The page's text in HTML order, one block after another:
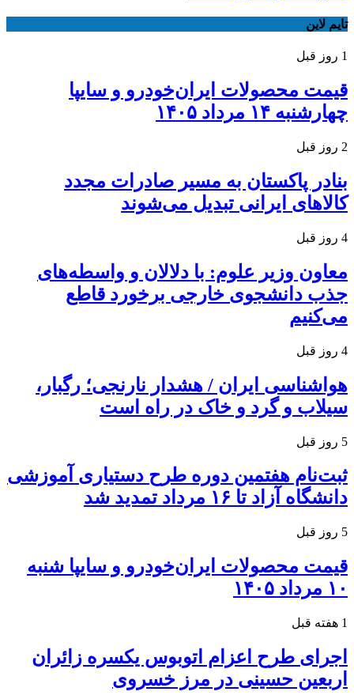
تایم لاین
1 روز قبل
قیمت محصولات ایران‌خودرو و سایپا
چهارشنبه ۱۴ مرداد ۱۴۰۵
2 روز قبل
بنادر پاکستان به مسیر صادرات مجدد
کالاهای ایرانی تبدیل می‌شوند
4 روز قبل
معاون وزیر علوم: با دلالان و واسطه‌های
جذب دانشجوی خارجی برخورد قاطع
می‌کنیم
4 روز قبل
هواشناسی ایران / هشدار نارنجی؛ رگبار،
سیلاب و گرد و خاک در راه است
5 روز قبل
ثبت‌نام هفتمین دوره طرح دستیاری آموزشی
دانشگاه آزاد تا ۱۶ مرداد تمدید شد
5 روز قبل
قیمت محصولات ایران‌خودرو و سایپا شنبه
۱۰ مرداد ۱۴۰۵
1 هفته قبل
اجرای طرح اعزام اتوبوس یکسره زائران
اربعین حسینی در مرز خسروی